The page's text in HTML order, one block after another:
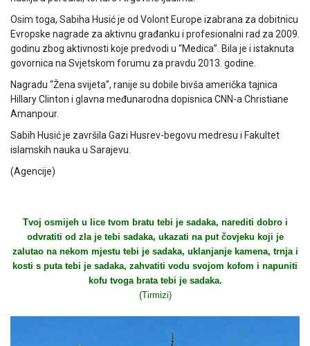
Osim toga, Sabiha Husić je od Volont Europe izabrana za dobitnicu
Evropske nagrade za aktivnu građanku i profesionalni rad za 2009.
godinu zbog aktivnosti koje predvodi u “Medica”. Bila je i istaknuta
govornica na Svjetskom forumu za pravdu 2013. godine.
Nagradu “Žena svijeta”, ranije su dobile bivša američka tajnica
Hillary Clinton i glavna međunarodna dopisnica CNN-a Christiane
Amanpour.
Sabih Husić je završila Gazi Husrev-begovu medresu i Fakultet
islamskih nauka u Sarajevu.
(Agencije)
Tvoj osmijeh u lice tvom bratu tebi je sadaka, narediti dobro i
odvratiti od zla je tebi sadaka, ukazati na put čovjeku koji je
zalutao na nekom mjestu tebi je sadaka, uklanjanje kamena, trnja i
kosti s puta tebi je sadaka, zahvatiti vodu svojom kofom i napuniti
kofu tvoga brata tebi je sadaka.
(Tirmizi)